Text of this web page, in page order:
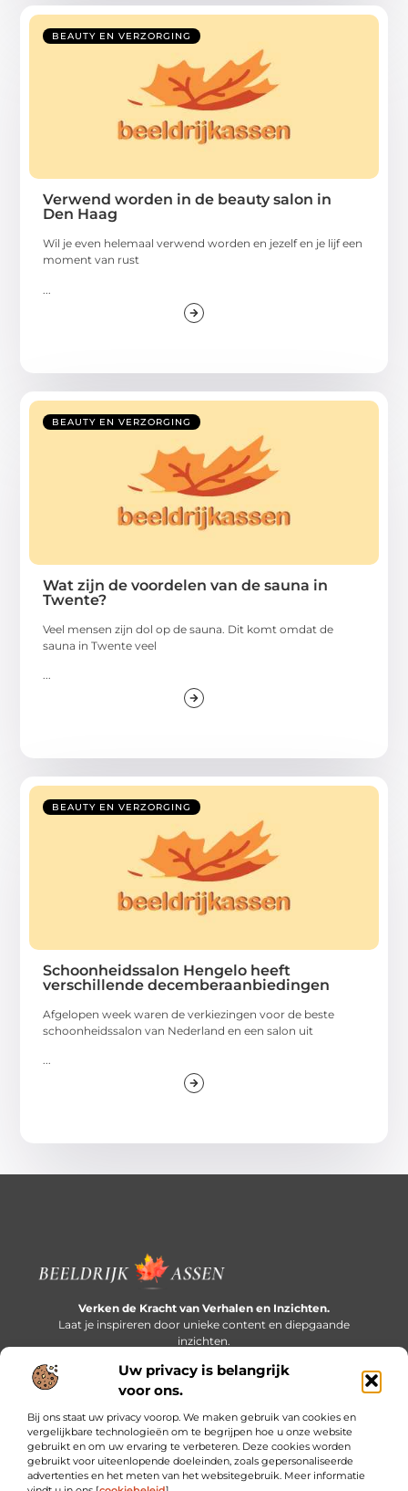
Uw privacy is belangrijk
voor ons.
Bij ons staat uw privacy voorop. We maken gebruik van cookies en
vergelijkbare technologieën om te begrijpen hoe u onze website
gebruikt en om uw ervaring te verbeteren. Deze cookies worden
gebruikt voor uiteenlopende doeleinden, zoals gepersonaliseerde
advertenties en het meten van het websitegebruik. Meer informatie
BEAUTY EN VERZORGING
Verwend worden in de beauty salon in
Den Haag
Wil je even helemaal verwend worden en jezelf en je lijf een
moment van rust
BEAUTY EN VERZORGING
Wat zijn de voordelen van de sauna in
Twente?
Veel mensen zijn dol op de sauna. Dit komt omdat de
sauna in Twente veel
BEAUTY EN VERZORGING
Schoonheidssalon Hengelo heeft
verschillende decemberaanbiedingen
Afgelopen week waren de verkiezingen voor de beste
schoonheidssalon van Nederland en een salon uit
...
Verken de Kracht van Verhalen en Inzichten.
Laat je inspireren door unieke content en diepgaande
inzichten.
Bericht categorie
Onze informatie